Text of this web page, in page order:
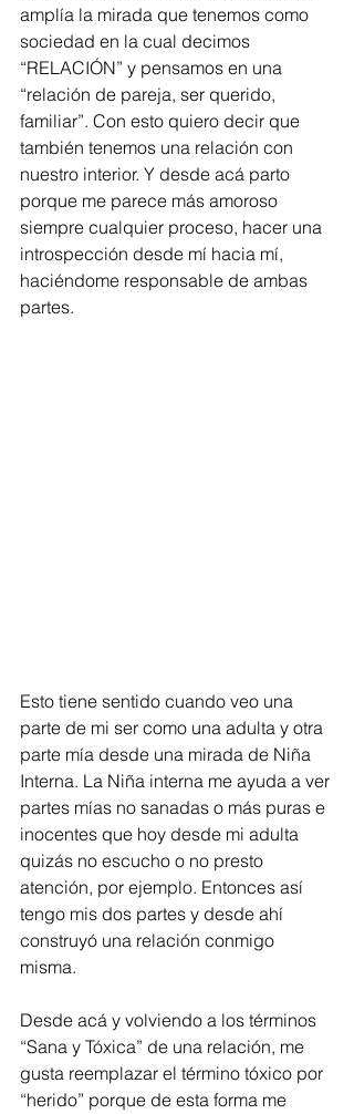
amplía la mirada que tenemos como
sociedad en la cual decimos
“RELACIÓN” y pensamos en una
“relación de pareja, ser querido,
familiar”. Con esto quiero decir que
también tenemos una relación con
nuestro interior. Y desde acá parto
porque me parece más amoroso
siempre cualquier proceso, hacer una
introspección desde mí hacia mí,
haciéndome responsable de ambas
partes.
Esto tiene sentido cuando veo una
parte de mi ser como una adulta y otra
parte mía desde una mirada de Niña
Interna. La Niña interna me ayuda a ver
partes mías no sanadas o más puras e
inocentes que hoy desde mi adulta
quizás no escucho o no presto
atención, por ejemplo. Entonces así
tengo mis dos partes y desde ahí
construyó una relación conmigo
misma.
Desde acá y volviendo a los términos
“Sana y Tóxica” de una relación, me
gusta reemplazar el término tóxico por
“herido” porque de esta forma me